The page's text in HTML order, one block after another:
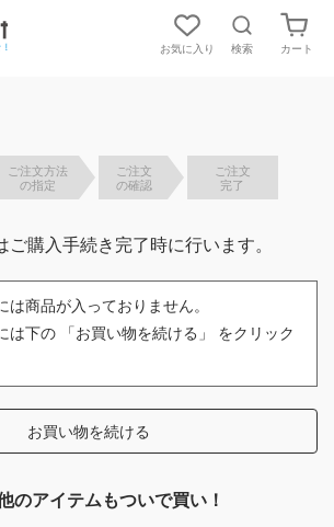
お気に入り 検索 カート
ご注文方法
の指定
ご注文
の確認
ご注文
完了
ご購入手続き完了時に行います。
は商品が入っておりません。
は下の 「お買い物を続ける」 をクリック
お買い物を続ける
のアイテムもついで買い！